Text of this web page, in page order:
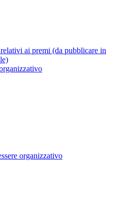
ai premi (da pubblicare in
organizzativo